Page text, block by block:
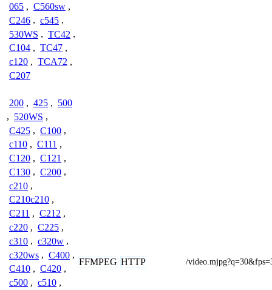
065 , C560sw ,
C246 , c545 ,
530WS , TC42 ,
C104 , TC47 ,
c120 , TCA72 ,
C207
200 , 425 , 500
, 520WS ,
C425 , C100 ,
c110 , C111 ,
C120 , C121 ,
C130 , C200 ,
c210 ,
C210c210 ,
C211 , C212 ,
c220 , C225 ,
c310 , c320w ,
c320ws , C400 ,
C410 , C420 ,
c500 , c510 ,
FFMPEG HTTP /